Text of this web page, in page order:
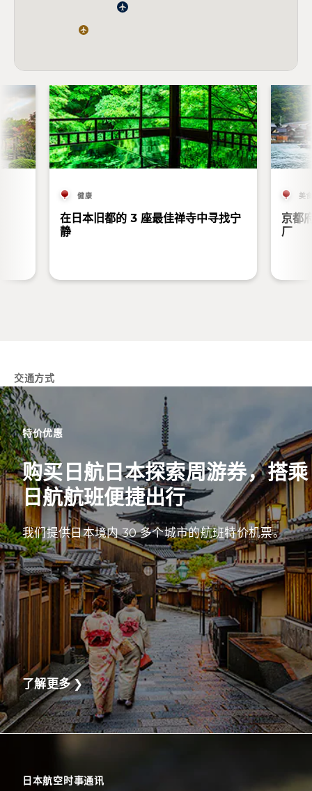
健康
在日本旧都的 3 座最佳禅寺中寻找宁
静
美
京都
厂
交通方式
特价优惠
购买日航日本探索周游券，搭乘
日航航班便捷出行
我们提供日本境内 30 多个城市的航班特价机票。
了解更多❯
日本航空时事通讯